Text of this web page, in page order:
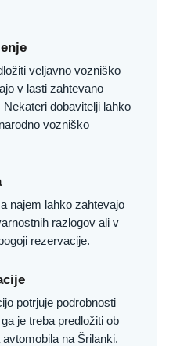
veljavno vozniško
v lasti zahtevano
Nekateri dobavitelji lahko
vozniško
najem lahko zahtevajo
razlogov ali v
rezervacije.
potrjuje podrobnosti
je treba predložiti ob
na Šrilanki.